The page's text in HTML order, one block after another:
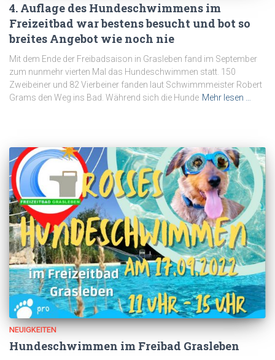
4. Auflage des Hundeschwimmens im
Freizeitbad war bestens besucht und bot so
breites Angebot wie noch nie
Mit dem Ende der Freibadsaison in Grasleben fand im September
zum nunmehr vierten Mal das Hundeschwimmen statt. 150
Zweibeiner und 82 Vierbeiner fanden laut Schwimmmeister Robert
Grams den Weg ins Bad. Während sich die Hunde Mehr lesen …
NEUIGKEITEN
Hundeschwimmen im Freibad Grasleben